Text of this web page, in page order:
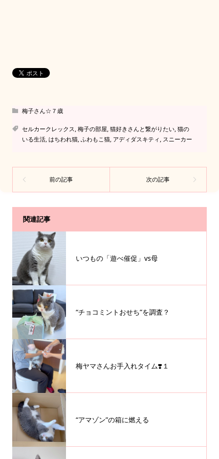
梅子さん☆７歳
セルカークレックス,梅子の部屋,猫好きさんと繋がりたい,猫の
いる生活,はちわれ猫,ふわもこ猫, アディダスキティ, スニーカー
関連記事
いつもの「遊べ催促」vs母
“チョコミントおせち”を調査？
梅ヤマさんお手入れタイム❣️１
“アマゾン”の箱に燃える